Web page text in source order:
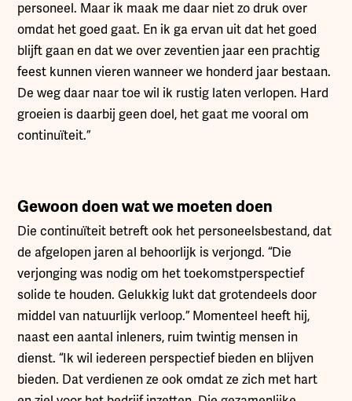
personeel. Maar ik maak me daar niet zo druk over
omdat het goed gaat. En ik ga ervan uit dat het goed
blijft gaan en dat we over zeventien jaar een prachtig
feest kunnen vieren wanneer we honderd jaar bestaan.
De weg daar naar toe wil ik rustig laten verlopen. Hard
groeien is daarbij geen doel, het gaat me vooral om
continuïteit.”
Gewoon doen wat we moeten doen
Die continuïteit betreft ook het personeelsbestand, dat
de afgelopen jaren al behoorlijk is verjongd. “Die
verjonging was nodig om het toekomstperspectief
solide te houden. Gelukkig lukt dat grotendeels door
middel van natuurlijk verloop.” Momenteel heeft hij,
naast een aantal inleners, ruim twintig mensen in
dienst. “Ik wil iedereen perspectief bieden en blijven
bieden. Dat verdienen ze ook omdat ze zich met hart